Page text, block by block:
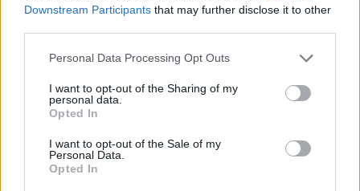
Downstream Participants that may further disclose it to other
Please note that this website/app uses one or more Google
not limited to your visit or usage behaviour. You may click to
grant or deny consent to Google and its third-party tags to
use your data for below specified purposes in below Google
consent section.
Personal Data Processing Opt Outs
I want to opt-out of the Sharing of my
personal data.
Opted In
I want to opt-out of the Sale of my
Personal Data.
Opted In